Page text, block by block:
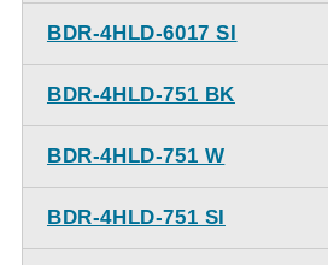
BDR-4HLD-6017 SI
BDR-4HLD-751 BK
BDR-4HLD-751 W
BDR-4HLD-751 SI